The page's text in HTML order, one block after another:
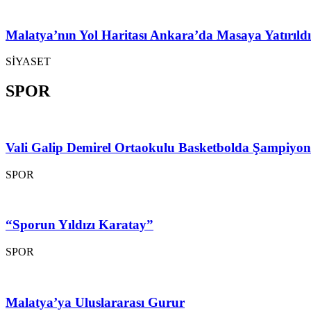
Malatya’nın Yol Haritası Ankara’da Masaya Yatırıldı
SİYASET
SPOR
Vali Galip Demirel Ortaokulu Basketbolda
SPOR
“Sporun Yıldızı Karatay”
SPOR
Malatya’ya Uluslararası Gurur